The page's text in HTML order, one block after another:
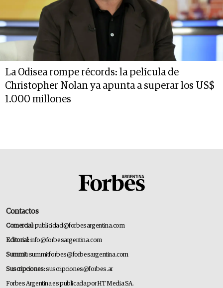
La Odisea rompe récords: la película de
Christopher Nolan ya apunta a superar los US$
1.000 millones
Contactos
Comercial:publicidad@forbesargentina.com
Editorial:info@forbesargentina.com
Summit:summitforbes@forbesargentina.com
Suscripciones:suscripciones@forbes.ar
Forbes Argentina es publicada por HT Media SA.